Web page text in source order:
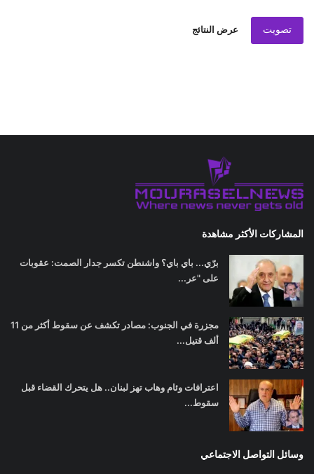
تصويت عرض النتائج
المشاركات الأكثر مشاهدة
برّي... باي باي؟ واشنطن تكسر جدار الصمت: عقوبات
على "عر...
مجزرة في الجنوب: مصادر تكشف عن سقوط أكثر من 11
ألف قتيل...
اعترافات وئام وهاب تهز لبنان.. هل يتحرك القضاء قبل
سقوط...
وسائل التواصل الاجتماعي